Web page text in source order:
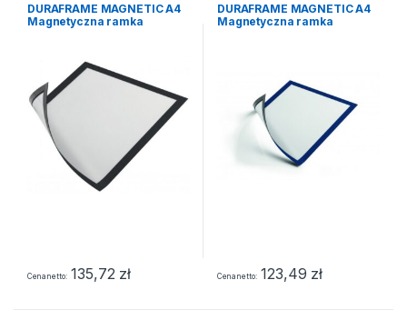
DURAFRAME MAGNETIC A4
Magnetyczna ramka
Cena netto 135,72 zł
DURAFRAME MAGNETIC A4
Magnetyczna ramka
Cena netto 123,49 zł